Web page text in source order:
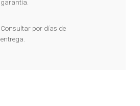
garantía.
Consultar por días de
entrega.